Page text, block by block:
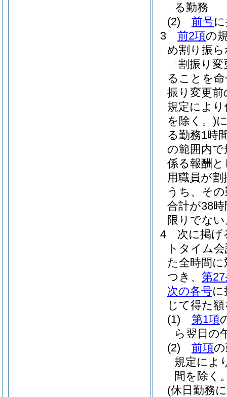
る勤務
(2)
前号
3
前2項の
め割り振
「割振り
ることを
振り変更
規定によ
を除く。)
る勤務1時
の範囲内
係る報酬
用職員が
うち、そ
合計が38
限りでな
4
次に掲げ
トタイム
た全時間
つき、 第
次の各号に
じて得た
(1)
第1項
ら翌日の
(2)
前項
規定によ
間を除く
(休日勤務